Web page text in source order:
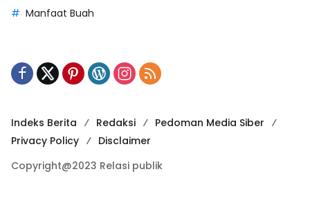
Manfaat Buah
Indeks Berita Redaksi
Pedoman Media Siber
Privacy Policy
Disclaimer
Copyright@2023 Relasi publik